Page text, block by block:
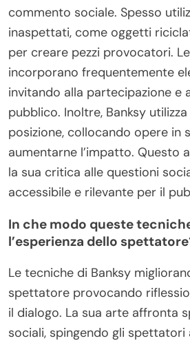
commento sociale. Spesso
inaspettati, come oggetti
per creare pezzi provocatori.
incorporano frequentemente
invitando alla partecipazione e
pubblico. Inoltre, Banksy
posizione, collocando opere in
aumentarne l’impatto. Questo
la sua critica alle questioni
accessibile e rilevante per il
In che modo queste
l’esperienza dello
Le tecniche di Banksy
spettatore provocando
il dialogo. La sua arte affronta
sociali, spingendo gli